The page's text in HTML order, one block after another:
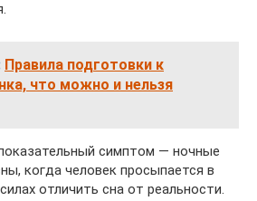
Правила подготовки к
что можно и нельзя
симптом — ночные
когда человек просыпается в
отличить сна от реальности.